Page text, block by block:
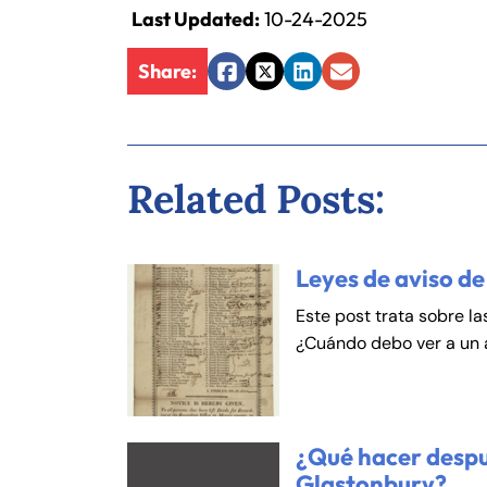
Last Updated:10-24-2025
Share:
Facebook
TwitterLinkedIn
Email
Related Posts:
Leyes de aviso
Este post trata sobre
¿Cuándo debo ver a un
¿Qué hacer